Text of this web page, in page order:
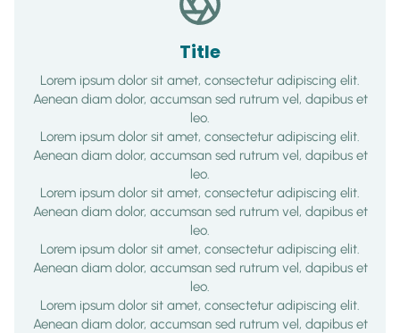
Title
Lorem ipsum dolor sit amet, consectetur adipiscing elit.
Aenean diam dolor, accumsan sed rutrum vel, dapibus et
leo.
Lorem ipsum dolor sit amet, consectetur adipiscing elit.
Aenean diam dolor, accumsan sed rutrum vel, dapibus et
leo.
Lorem ipsum dolor sit amet, consectetur adipiscing elit.
Aenean diam dolor, accumsan sed rutrum vel, dapibus et
leo.
Lorem ipsum dolor sit amet, consectetur adipiscing elit.
Aenean diam dolor, accumsan sed rutrum vel, dapibus et
leo.
Lorem ipsum dolor sit amet, consectetur adipiscing elit.
Aenean diam dolor, accumsan sed rutrum vel, dapibus et